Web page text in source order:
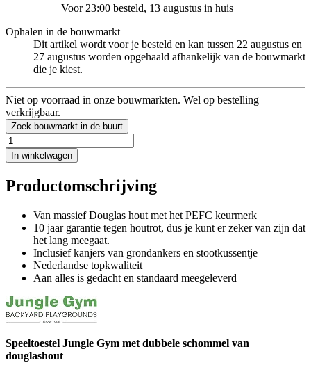
Voor 23:00 besteld, 13 augustus in huis
Ophalen in de bouwmarkt
Dit artikel wordt voor je besteld en kan tussen 22 augustus en
27 augustus worden opgehaald afhankelijk van de bouwmarkt
die je kiest.
Niet op voorraad in onze bouwmarkten. Wel op bestelling
verkrijgbaar.
Zoek bouwmarkt in de buurt
In winkelwagen
Productomschrijving
Van massief Douglas hout met het PEFC keurmerk
10 jaar garantie tegen houtrot, dus je kunt er zeker van zijn dat
het lang meegaat.
Inclusief kanjers van grondankers en stootkussentje
Nederlandse topkwaliteit
Aan alles is gedacht en standaard meegeleverd
Speeltoestel Jungle Gym met dubbele schommel van
douglashout